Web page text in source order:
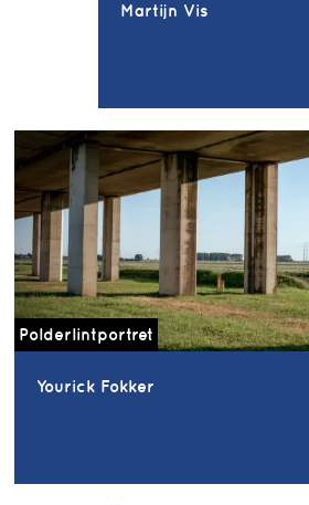
Martijn Vis
Polderlintportret
Yourick Fokker